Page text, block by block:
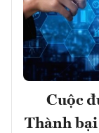
Cuộc
Thành